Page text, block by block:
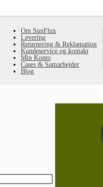
Om SunFlux
Levering
Returnering & Reklamation
Kundeservice og kontakt
Min Konto
Cases & Samarbejder
Blog